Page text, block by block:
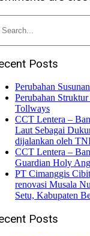
Posts
Perubahan
Perubahan
Tollways
CCT Lentera –
Laut Sebagai
dijalankan oleh
CCT Lentera –
Guardian Holy
PT Cimanggis
renovasi Musala
Setu, Kabupaten
Posts